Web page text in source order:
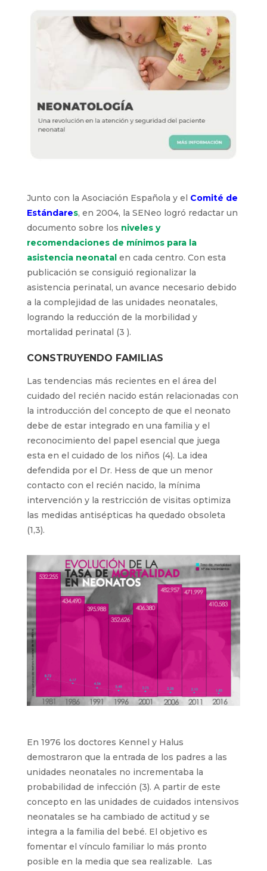
Junto con la Asociación Española y el Comité de
Estándares, en 2004, la SENeo logró redactar un
documento sobre los niveles y
recomendaciones de mínimos para la
asistencia neonatalen cada centro. Con esta
publicación se consiguió regionalizar la
asistencia perinatal, un avance necesario debido
a la complejidad de las unidades neonatales,
logrando la reducción de la morbilidad y
mortalidad perinatal (3 ).
CONSTRUYENDO FAMILIAS
Las tendencias más recientes en el área del
cuidado del recién nacido están relacionadas con
la introducción del concepto de que el neonato
debe de estar integrado en una familia y el
reconocimiento del papel esencial que juega
esta en el cuidado de los niños (4). La idea
defendida por el Dr. Hess de que un menor
contacto con el recién nacido, la mínima
intervención y la restricción de visitas optimiza
las medidas antisépticas ha quedado obsoleta
(1,3).
En 1976 los doctores Kennel y Halus
demostraron que la entrada de los padres a las
unidades neonatales no incrementaba la
probabilidad de infección (3). A partir de este
concepto en las unidades de cuidados intensivos
neonatales se ha cambiado de actitud y se
integra a la familia del bebé. El objetivo es
fomentar el vínculo familiar lo más pronto
posible en la media que sea realizable. Las